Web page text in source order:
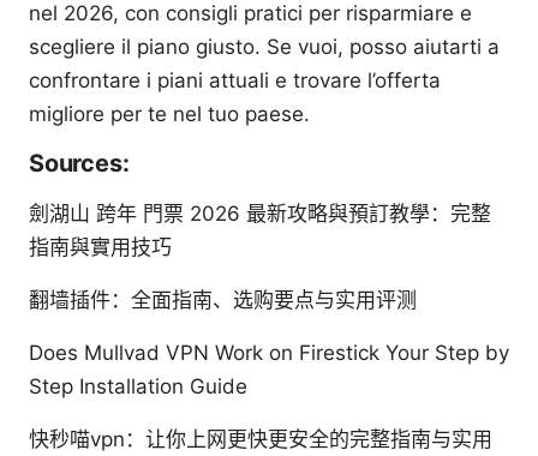
nel 2026, con consigli pratici per risparmiare e
scegliere il piano giusto. Se vuoi, posso aiutarti a
confrontare i piani attuali e trovare l’offerta
migliore per te nel tuo paese.
Sources:
劍湖山 跨年 門票 2026 最新攻略與預訂教學：完整
指南與實用技巧
翻墙插件：全面指南、选购要点与实用评测
Does Mullvad VPN Work on Firestick Your Step by
Step Installation Guide
快秒喵vpn：让你上网更快更安全的完整指南与实用